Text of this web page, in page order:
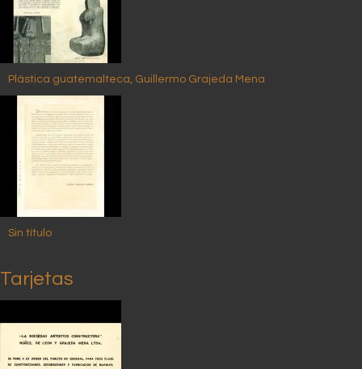
Plástica guatemalteca, Guillermo Grajeda Mena
Sin título
Tarjetas